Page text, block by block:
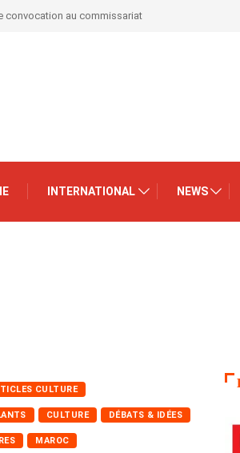
convocation au commissariat
INTERNATIONAL NEWS
CULTURE
CULTURE DÉBATS & IDÉES
MAROC